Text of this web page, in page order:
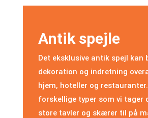
Antik spejle
Det eksklusive antik spejl kan
dekoration og indretning
hjem, hoteller og
forskellige typer som vi tager
store tavler og skærer til på